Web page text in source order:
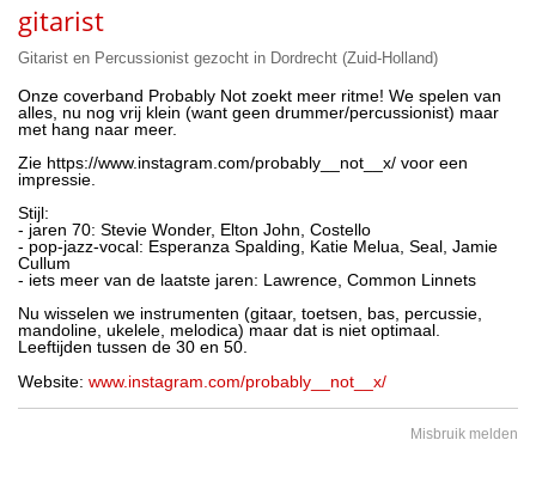
gitarist
Gitarist en Percussionist gezocht in Dordrecht (Zuid-Holland)
Onze coverband Probably Not zoekt meer ritme! We spelen van
alles, nu nog vrij klein (want geen drummer/percussionist) maar
met hang naar meer.
Zie https://www.instagram.com/probably__not__x/ voor een
impressie.
Stijl:
- jaren 70: Stevie Wonder, Elton John, Costello
- pop-jazz-vocal: Esperanza Spalding, Katie Melua, Seal, Jamie
Cullum
- iets meer van de laatste jaren: Lawrence, Common Linnets
Nu wisselen we instrumenten (gitaar, toetsen, bas, percussie,
mandoline, ukelele, melodica) maar dat is niet optimaal.
Leeftijden tussen de 30 en 50.
Website: www.instagram.com/probably__not__x/
Misbruik melden